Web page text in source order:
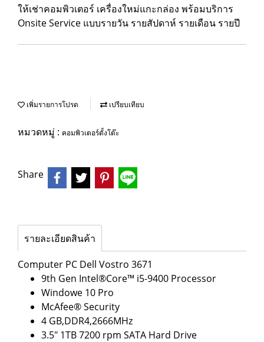
ให้เช่าคอมพิวเตอร์ เครื่องใหม่แกะกล่อง พร้อมบริการ
Onsite Service แบบรายวัน รายสัปดาห์ รายเดือน รายปี
เพิ่มรายการโปรด เปรียบเทียบ
หมวดหมู่ : คอมพิวเตอร์ตั้งโต๊ะ
Share
รายละเอียดสินค้า
Computer PC Dell Vostro 3671
9th Gen Intel®Core™ i5-9400 Processor
Windowe 10 Pro
McAfee® Security
4 GB,DDR4,2666MHz
3.5" 1TB 7200 rpm SATA Hard Drive